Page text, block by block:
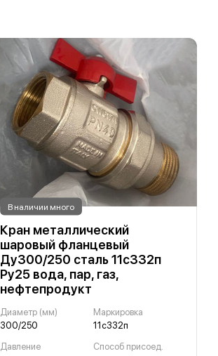
В наличии много
Кран металлический
шаровый фланцевый
Ду300/250 сталь 11с332п
Ру25 вода, пар, газ,
нефтепродукт
Диаметр (мм)
300/250
Маркировка
11с332п
Давление
Способ присоед.